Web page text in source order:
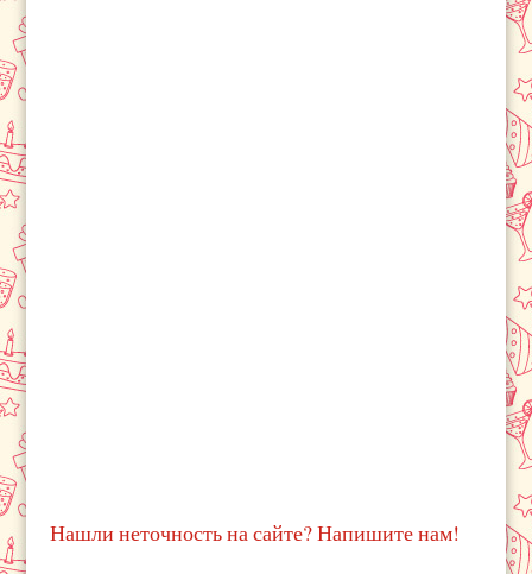
Нашли неточность на сайте? Напишите нам!